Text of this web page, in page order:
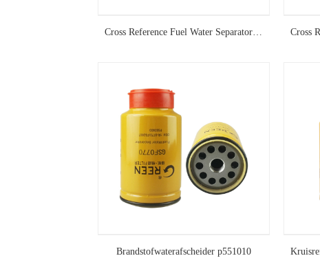
Cross Reference Fuel Water Separator FS19732
Brandstofwaterafscheider p551010